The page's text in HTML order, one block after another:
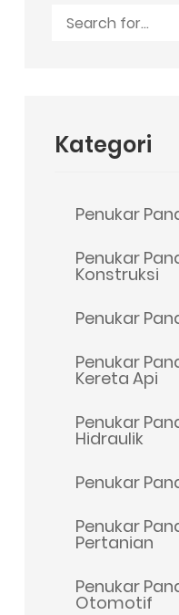
Kategori
Penukar
Penukar
Konstruksi
Penukar
Penukar
Kereta Api
Penukar
Hidraulik
Penukar
Penukar
Pertanian
Penukar
Otomotif